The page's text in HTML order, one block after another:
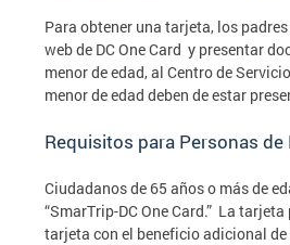
Para obtener una tarjeta, los
web de DC One Card y presentar
menor de edad, al Centro de
menor de edad deben de estar
Requisitos para Personas
Ciudadanos de 65 años o más de
“SmarTrip-DC One Card.” La
tarjeta con el beneficio adicional